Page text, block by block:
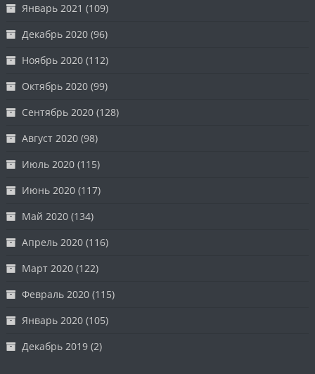
Январь 2021 (109)
Декабрь 2020 (96)
Ноябрь 2020 (112)
Октябрь 2020 (99)
Сентябрь 2020 (128)
Август 2020 (98)
Июль 2020 (115)
Июнь 2020 (117)
Май 2020 (134)
Апрель 2020 (116)
Март 2020 (122)
Февраль 2020 (115)
Январь 2020 (105)
Декабрь 2019 (2)